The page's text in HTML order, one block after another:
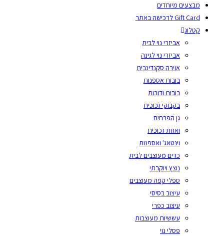
מבצעים מיוחדים
Gift Card לרכישה באתר
קטלוג
אביזרי נוי לבית
אביזרי נוי לגינה
אוירה סקנדינבית
בובות אספנות
בובות ודובות
בקבוקי זכוכית
גן הפרחים
ואזות זכוכית
וינטאג' ואספנות
כדים מעוצבים לבית
נוצץ ויוקרתי
ספלי קפה מעוצבים
עיצוב בסיסי
עיצוב כפרי
עששיות מעוצבות
פסלי נוי